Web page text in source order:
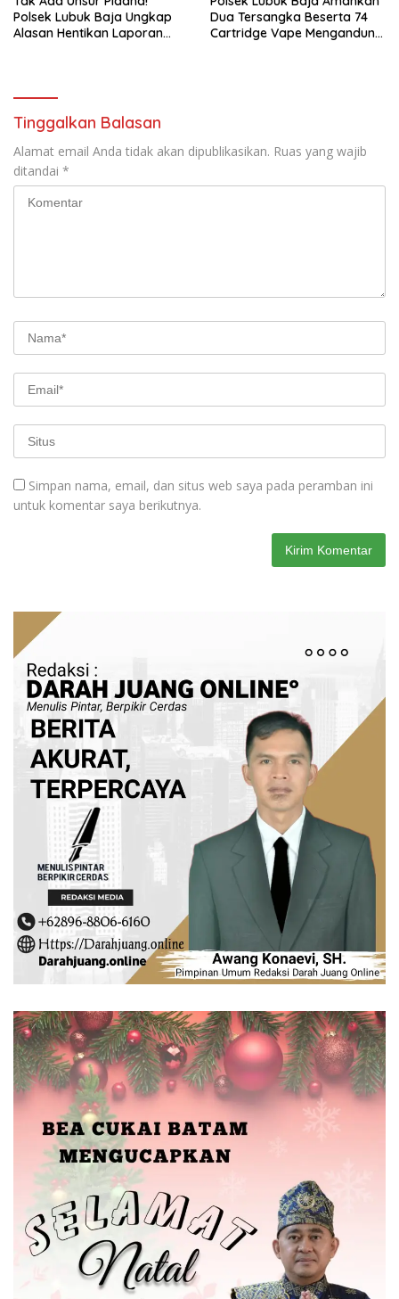
Polsek Lubuk Baja Ungkap
Alasan Hentikan Laporan
Dua Tersangka Beserta 74
Cartridge Vape Mengandung
Tinggalkan Balasan
Alamat email Anda tidak akan dipublikasikan. Ruas yang wajib
ditandai *
Simpan nama, email, dan situs web saya pada peramban ini
untuk komentar saya berikutnya.